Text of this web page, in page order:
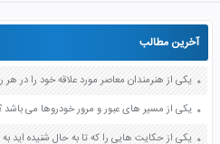
آخرین مطالب
یکی از مسیر های عبور و مرور خودروها می